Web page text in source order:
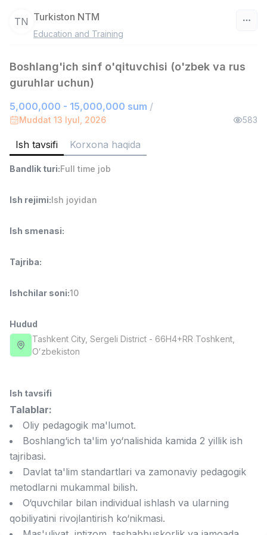
Ombor yordamchisi
4,280,000 sum /
ASIAN
Full time job
Ish joyidan
Yetkazib berish
ASIAN
ASIAN
2,600,000 - 5,000,000 sum
LES AILES
Full time job
Ish joyidan
3,000,000 - 10,000,000 sum
Full time job
Sotuv Operatori (Faqat qizlar!)
Kelishiladi
NAFF
Full time job
Ish joyidan
Sotuv bo'yicha agent
Kelishiladi
TN Turkiston NTM
Education and Training
Boshlang'ich sinf o'qituvchisi (o'zbek va rus
guruhlar uchun)
5,000,000 - 15,000,000 sum /
Muddat 13 Iyul, 2026 583
Ish tavsifi Korxona haqida
Bandlik turi:Full time job
Ish rejimi:Ish joyidan
Ish smenasi:
Tajriba:
Ishchilar soni:10
Hudud
Tashkent City, Sergeli District - 66H4+RR Тоshkent,
Oʻzbekiston
Ish tavsifi
Talablar:
Oliy pedagogik ma'lumot.
Boshlang‘ich ta'lim yo‘nalishida kamida 2 yillik ish
tajribasi.
Davlat ta'lim standartlari va zamonaviy pedagogik
metodlarni mukammal bilish.
O‘quvchilar bilan individual ishlash va ularning
qobiliyatini rivojlantirish ko‘nikmasi.
Vakansiyalar Sohalar Korxonalar